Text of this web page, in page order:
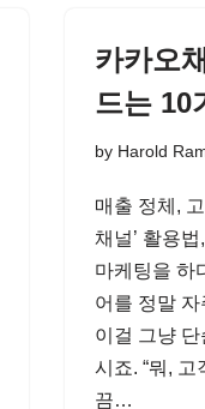
카카오
드는 10
by Harold
매출 정체,
채널’ 활용
마케팅을 하
어를 정말 자
이걸 그냥 단
시죠. “뭐,
끔…